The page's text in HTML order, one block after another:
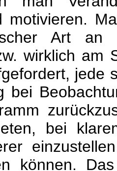
motivieren.
Art an
wirklich am
jede
bei
bei
können.